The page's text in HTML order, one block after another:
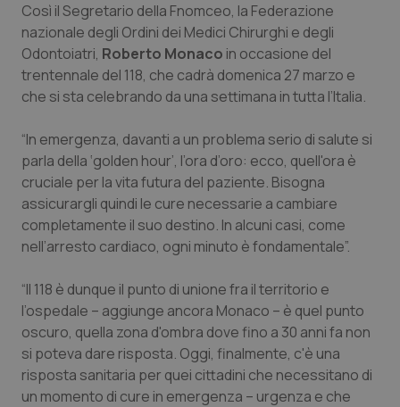
Lazio
Liguria
Marche
Molise
Piemonte
Provincia Autonoma di Bolzano
Provincia Autonoma di Trento
Puglia
Diabete & glucometri
Disturbi dell’umore
Donna & Salute
Epatiti
HIV
Infezioni & Febbre
Ipertensione & Scompenso
Malattie rare
Così il Segretario della Fnomceo, la Federazione
nazionale degli Ordini dei Medici Chirurghi e degli
Odontoiatri, Roberto Monaco in occasione del
trentennale del 118, che cadrà domenica 27 marzo e
che si sta celebrando da una settimana in tutta l’Italia.
“In emergenza, davanti a un problema serio di salute si
parla della ‘golden hour’, l’ora d’oro: ecco, quell'ora è
cruciale per la vita futura del paziente. Bisogna
assicurargli quindi le cure necessarie a cambiare
completamente il suo destino. In alcuni casi, come
nell’arresto cardiaco, ogni minuto è fondamentale”.
“Il 118 è dunque il punto di unione fra il territorio e
l’ospedale – aggiunge ancora Monaco – è quel punto
oscuro, quella zona d'ombra dove fino a 30 anni fa non
si poteva dare risposta. Oggi, finalmente, c'è una
risposta sanitaria per quei cittadini che necessitano di
un momento di cure in emergenza – urgenza e che